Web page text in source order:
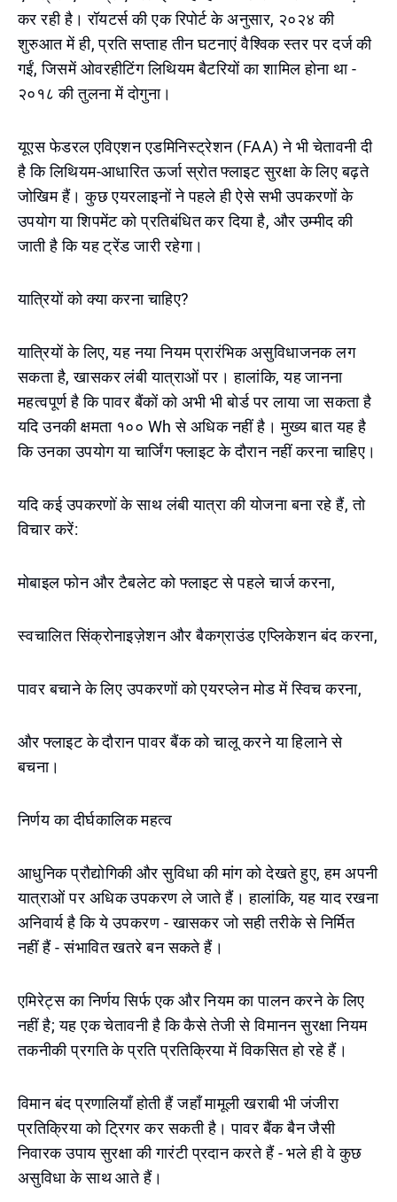
कर रही है। रॉयटर्स की एक रिपोर्ट के अनुसार, २०२४ की
शुरुआत में ही, प्रति सप्ताह तीन घटनाएं वैश्विक स्तर पर दर्ज की
गईं, जिसमें ओवरहीटिंग लिथियम बैटरियों का शामिल होना था -
२०१८ की तुलना में दोगुना।
यूएस फेडरल एविएशन एडमिनिस्ट्रेशन (FAA) ने भी चेतावनी दी
है कि लिथियम-आधारित ऊर्जा स्रोत फ्लाइट सुरक्षा के लिए बढ़ते
जोखिम हैं। कुछ एयरलाइनों ने पहले ही ऐसे सभी उपकरणों के
उपयोग या शिपमेंट को प्रतिबंधित कर दिया है, और उम्मीद की
जाती है कि यह ट्रेंड जारी रहेगा।
यात्रियों को क्या करना चाहिए?
यात्रियों के लिए, यह नया नियम प्रारंभिक असुविधाजनक लग
सकता है, खासकर लंबी यात्राओं पर। हालांकि, यह जानना
महत्वपूर्ण है कि पावर बैंकों को अभी भी बोर्ड पर लाया जा सकता है
यदि उनकी क्षमता १०० Wh से अधिक नहीं है। मुख्य बात यह है
कि उनका उपयोग या चार्जिंग फ्लाइट के दौरान नहीं करना चाहिए।
यदि कई उपकरणों के साथ लंबी यात्रा की योजना बना रहे हैं, तो
विचार करें:
मोबाइल फोन और टैबलेट को फ्लाइट से पहले चार्ज करना,
स्वचालित सिंक्रोनाइज़ेशन और बैकग्राउंड एप्लिकेशन बंद करना,
पावर बचाने के लिए उपकरणों को एयरप्लेन मोड में स्विच करना,
और फ्लाइट के दौरान पावर बैंक को चालू करने या हिलाने से
बचना।
निर्णय का दीर्घकालिक महत्व
आधुनिक प्रौद्योगिकी और सुविधा की मांग को देखते हुए, हम अपनी
यात्राओं पर अधिक उपकरण ले जाते हैं। हालांकि, यह याद रखना
अनिवार्य है कि ये उपकरण - खासकर जो सही तरीके से निर्मित
नहीं हैं - संभावित खतरे बन सकते हैं।
एमिरेट्स का निर्णय सिर्फ एक और नियम का पालन करने के लिए
नहीं है; यह एक चेतावनी है कि कैसे तेजी से विमानन सुरक्षा नियम
तकनीकी प्रगति के प्रति प्रतिक्रिया में विकसित हो रहे हैं।
विमान बंद प्रणालियाँ होती हैं जहाँ मामूली खराबी भी जंजीरा
प्रतिक्रिया को ट्रिगर कर सकती है। पावर बैंक बैन जैसी
निवारक उपाय सुरक्षा की गारंटी प्रदान करते हैं - भले ही वे कुछ
असुविधा के साथ आते हैं।